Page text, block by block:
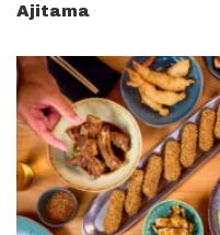
Ajitama